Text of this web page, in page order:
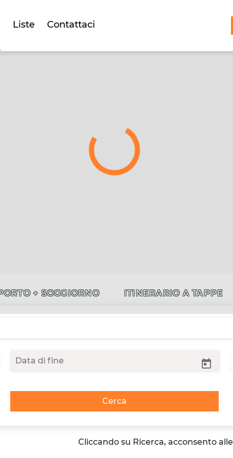
Liste Contattaci
+ SOGGIORNO ITINERARIO A TAPPE
Cerca
Cliccando su Ricerca, acconsento alle